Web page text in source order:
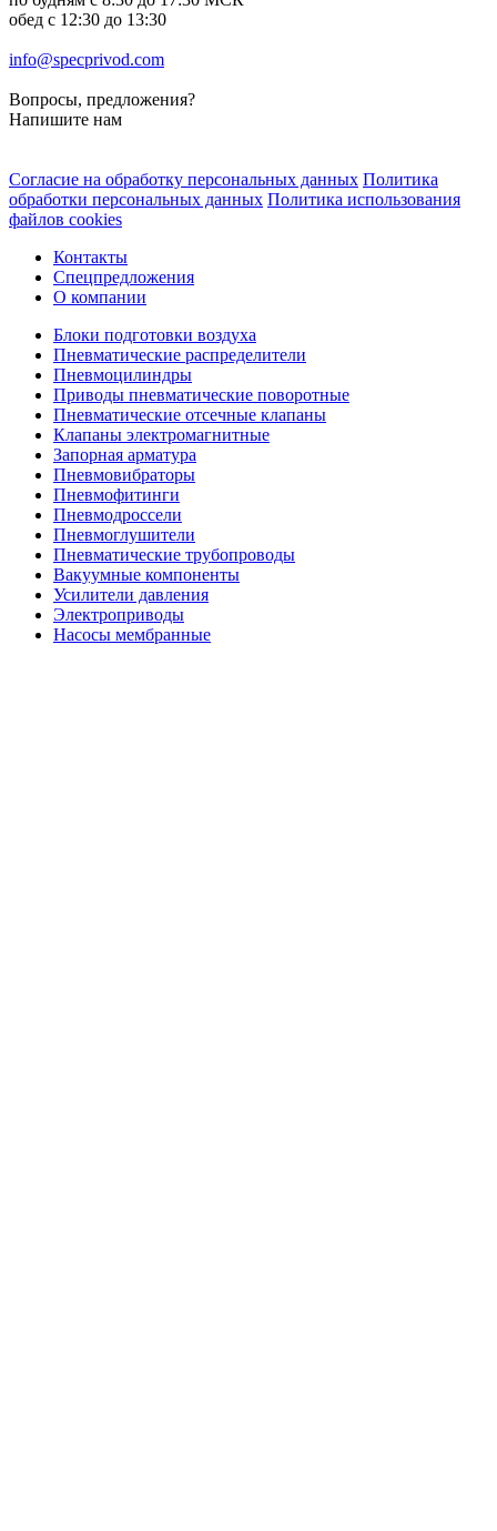
обед с 12:30 до 13:30
info@specprivod.com
Вопросы, предложения?
Напишите нам
Согласие на обработку персональных данных Политика
обработки персональных данных Политика использования
файлов cookies
Контакты
Спецпредложения
О компании
Блоки подготовки воздуха
Пневматические распределители
Пневмоцилиндры
Приводы пневматические поворотные
Пневматические отсечные клапаны
Клапаны электромагнитные
Запорная арматура
Пневмовибраторы
Пневмофитинги
Пневмодроссели
Пневмоглушители
Пневматические трубопроводы
Вакуумные компоненты
Усилители давления
Электроприводы
Насосы мембранные